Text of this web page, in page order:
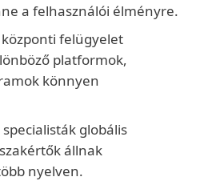
a felhasználói élményre.
felügyelet
platformok,
könnyen
globális
állnak
nyelven.